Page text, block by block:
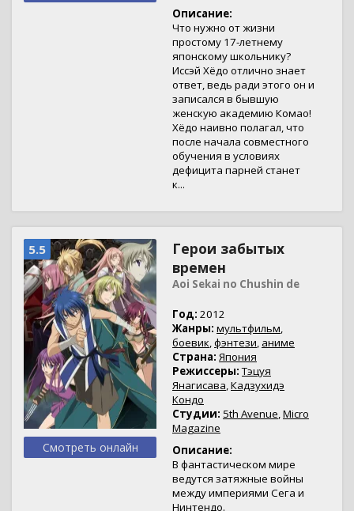
Описание:
Что нужно от жизни
простому 17-летнему
японскому школьнику?
Иссэй Хёдо отлично знает
ответ, ведь ради этого он и
записался в бывшую
женскую академию Комао!
Хёдо наивно полагал, что
после начала совместного
обучения в условиях
дефицита парней станет
к...
5.5
Смотреть онлайн
Герои забытых
времен
Aoi Sekai no Chushin de
Год: 2012
Жанры: мультфильм,
боевик,фэнтези, аниме
Страна: Япония
Режиссеры: Тэцуя
Янагисава,Кадзухидэ
Кондо
Студии: 5th Avenue,Micro
Magazine
Описание:
В фантастическом мире
ведутся затяжные войны
между империями Сега и
Нинтендо.